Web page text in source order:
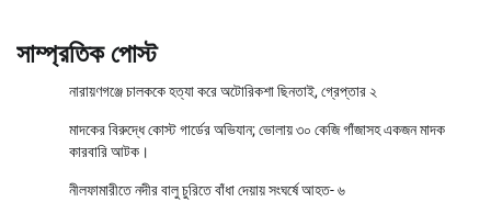
সাম্প্রতিক পোস্ট
নারায়ণগঞ্জে চালককে হত্যা করে অটোরিকশা ছিনতাই, গ্রেপ্তার ২
মাদকের বিরুদ্ধে কোস্ট গার্ডের অভিযান; ভোলায় ৩০ কেজি গাঁজাসহ একজন মাদক
কারবারি আটক।
নীলফামারীতে নদীর বালু চুরিতে বাঁধা দেয়ায় সংঘর্ষে আহত- ৬